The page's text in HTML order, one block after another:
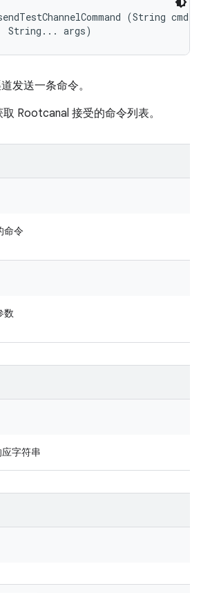
(String cmd,
String... args)
发送一条命令。
Rootcanal 接受的命令列表。
命令
数
字符串